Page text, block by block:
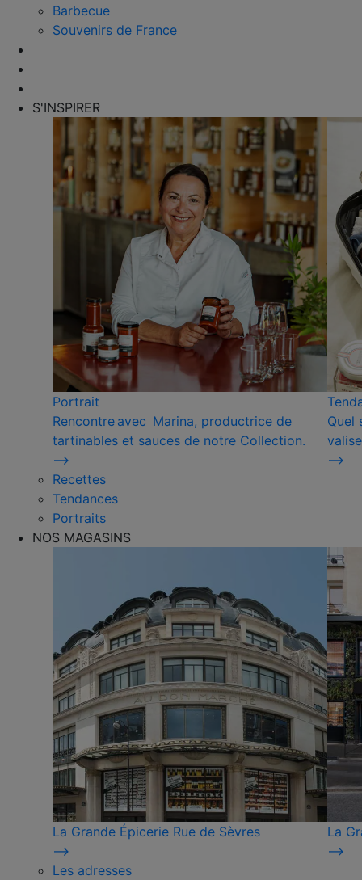
Barbecue
Souvenirs de France
S'INSPIRER
Portrait
Rencontre avec Marina, productrice de
tartinables et sauces de notre Collection.
⟶
Quel
⟶
Recettes
Tendances
Portraits
NOS MAGASINS
La Grande Épicerie Rue de Sèvres
⟶
La
⟶
Les adresses